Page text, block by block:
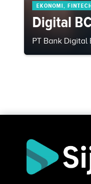
EKONOMI,
Digital
PT Bank